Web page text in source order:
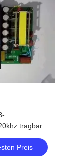
tragbar
Preis